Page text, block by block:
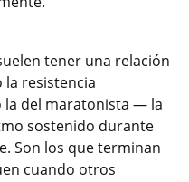
tener una relación
la resistencia
la del maratonista — la
sostenido durante
Son los que terminan
cuando otros